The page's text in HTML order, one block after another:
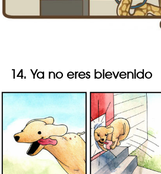
14. Ya no eres bievenido